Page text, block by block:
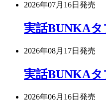
2026年07月16日 発売
実話BUNKAタ
2026年08月17日 発売
実話BUNKAタ
2026年06月16日 発売